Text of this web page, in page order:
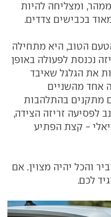
ומצליחה להיות
בכבישים צדדים.
הטוב, היא מתחילה
נכנסת לפעולה באופן
את הגלגל שאיבד
אחד מהשניים
מתקנים בהתלהבות
לפסיעה זריזה הצידה,
- קצת הפתיע
והכל יהיה מצוין. אם
לכם.